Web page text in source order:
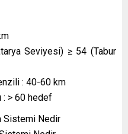
Seviyesi) ≥ 54 (Tabur
: 40-60 km
: > 60 hedef